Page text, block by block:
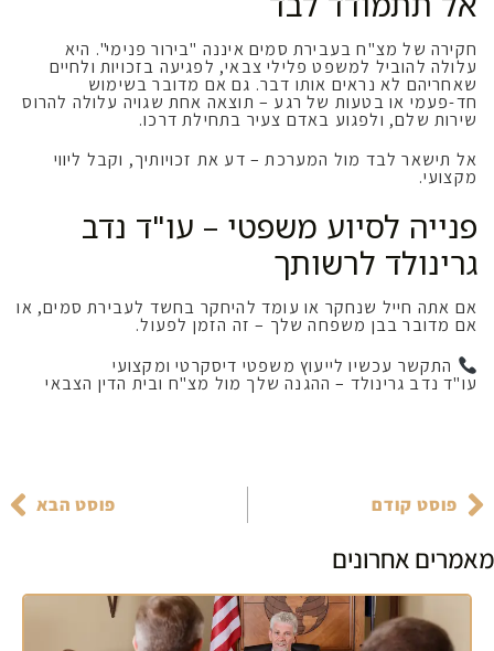
חקירה של מצ"ח בעבירת סמים איננה "בירור פנימי". היא
עלולה להוביל למשפט פלילי צבאי, לפגיעה בזכויות ולחיים
שאחריהם לא נראים אותו דבר. גם אם מדובר בשימוש
חד-פעמי או בטעות של רגע – תוצאה אחת שגויה עלולה להרוס
שירות שלם, ולפגוע באדם צעיר בתחילת דרכו.
אל תישאר לבד מול המערכת – דע את זכויותיך, וקבל ליווי
מקצועי.
פנייה לסיוע משפטי – עו"ד נדב
גרינולד לרשותך
אם אתה חייל שנחקר או עומד להיחקר בחשד לעבירת סמים, או
אם מדובר בבן משפחה שלך – זה הזמן לפעול.
התקשר עכשיו לייעוץ משפטי דיסקרטי ומקצועי
עו"ד נדב גרינולד – ההגנה שלך מול מצ"ח ובית הדין הצבאי
פוסט קודם פוסט הבא
מאמרים אחרונים